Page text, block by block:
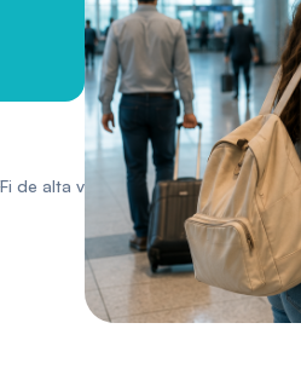
de alta velocidad.